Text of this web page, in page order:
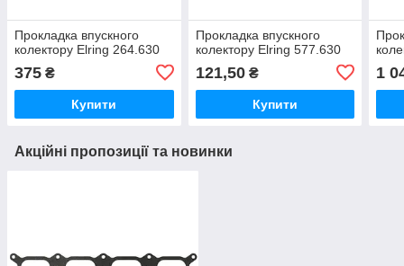
Прокладка впускного
колектору Elring 264.630
375 ₴
Купити
Прокладка впускного
колектору Elring 577.630
121,50₴
Купити
1
Акційні пропозиції та новинки